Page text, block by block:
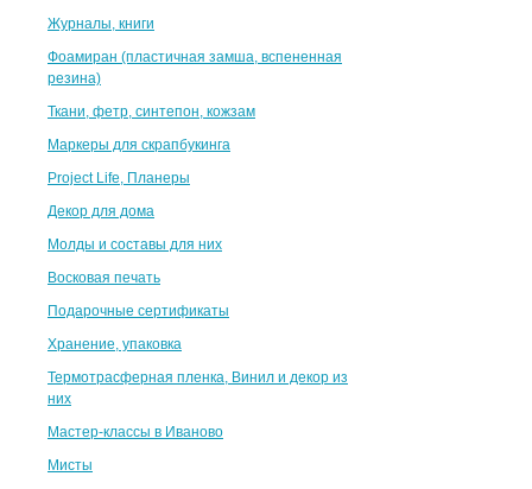
Журналы, книги
Фоамиран (пластичная замша, вспененная
резина)
Ткани, фетр, синтепон, кожзам
Маркеры для скрапбукинга
Project Life, Планеры
Декор для дома
Молды и составы для них
Восковая печать
Подарочные сертификаты
Хранение, упаковка
Термотрасферная пленка, Винил и декор из
них
Мастер-классы в Иваново
Мисты